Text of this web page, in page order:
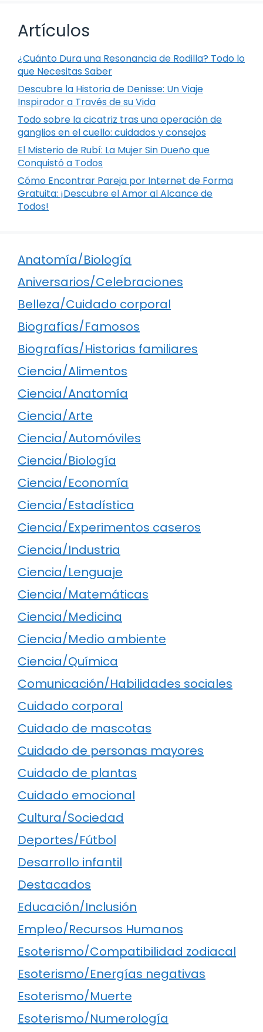
Artículos
¿Cuánto Dura una Resonancia de Rodilla? Todo lo
que Necesitas Saber
Descubre la Historia de Denisse: Un Viaje
Inspirador a Través de su Vida
Todo sobre la cicatriz tras una operación de
ganglios en el cuello: cuidados y consejos
El Misterio de Rubí: La Mujer Sin Dueño que
Conquistó a Todos
Cómo Encontrar Pareja por Internet de Forma
Gratuita: ¡Descubre el Amor al Alcance de
Todos!
Anatomía/Biología
Aniversarios/Celebraciones
Belleza/Cuidado corporal
Biografías/Famosos
Biografías/Historias familiares
Ciencia/Alimentos
Ciencia/Anatomía
Ciencia/Arte
Ciencia/Automóviles
Ciencia/Biología
Ciencia/Economía
Ciencia/Estadística
Ciencia/Experimentos caseros
Ciencia/Industria
Ciencia/Lenguaje
Ciencia/Matemáticas
Ciencia/Medicina
Ciencia/Medio ambiente
Ciencia/Química
Comunicación/Habilidades sociales
Cuidado corporal
Cuidado de mascotas
Cuidado de personas mayores
Cuidado de plantas
Cuidado emocional
Cultura/Sociedad
Deportes/Fútbol
Desarrollo infantil
Destacados
Educación/Inclusión
Empleo/Recursos Humanos
Esoterismo/Compatibilidad zodiacal
Esoterismo/Energías negativas
Esoterismo/Muerte
Esoterismo/Numerología